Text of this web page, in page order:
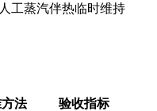
人工蒸汽伴热临时维持
法 验收指标